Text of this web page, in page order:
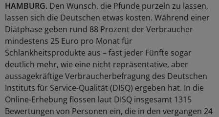
HAMBURG. Den Wunsch, die Pfunde purzeln zu lassen,
lassen sich die Deutschen etwas kosten. Während einer
Diätphase geben rund 88 Prozent der Verbraucher
mindestens 25 Euro pro Monat für
Schlankheitsprodukte aus – fast jeder Fünfte sogar
deutlich mehr, wie eine nicht repräsentative, aber
aussagekräftige Verbraucherbefragung des Deutschen
Instituts für Service-Qualität (DISQ) ergeben hat. In die
Online-Erhebung flossen laut DISQ insgesamt 1315
Bewertungen von Personen ein, die in den vergangen 24